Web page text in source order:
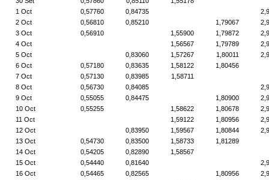
1 Oct
0,57760 0,84735
2 Oct
0,56810 0,85210 1,79067
3 Oct
0,56910 1,55900 1,79872
4 Oct
1,56567 1,79789
5 Oct
0,83060 1,57267 1,80011
6 Oct
0,57180 0,83635 1,58122
1,80456
7 Oct
0,57130 0,83985
1,58711
8 Oct
0,56730 0,84085
9 Oct
0,55055 0,84475 1,80900
10 Oct
0,55255 1,58622 1,80678
11 Oct
1,59122 1,80956
12 Oct
0,83950 1,59567 1,80844
13 Oct
0,54730 0,83500 1,58733
1,81289
14 Oct
0,54205 0,82890
1,58567
15 Oct
0,54440 0,81640
16 Oct
0,54465 0,82565 1,80956